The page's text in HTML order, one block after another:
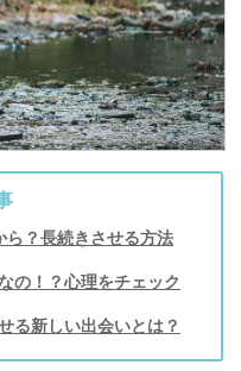
ら？長続きさせる方法
の！？心理をチェック
る新しい出会いとは？